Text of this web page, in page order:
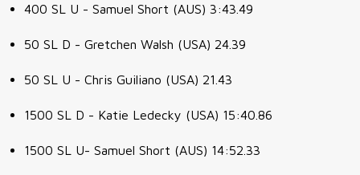
400 SL U - Samuel Short (AUS) 3:43.49
50 SL D - Gretchen Walsh (USA) 24.39
50 SL U - Chris Guiliano (USA) 21.43
1500 SL D - Katie Ledecky (USA) 15:40.86
1500 SL U- Samuel Short (AUS) 14:52.33